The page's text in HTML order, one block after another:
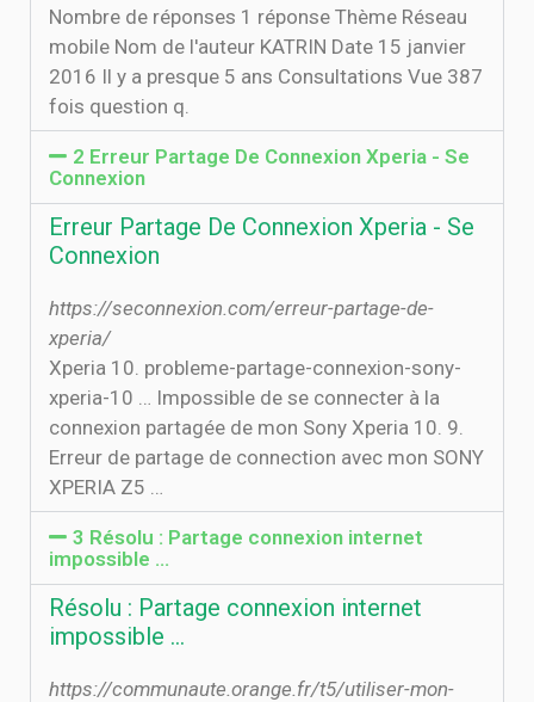
Nombre de réponses 1 réponse Thème Réseau
mobile Nom de l'auteur KATRIN Date 15 janvier
2016 Il y a presque 5 ans Consultations Vue 387
fois question q.
2 Erreur Partage De Connexion Xperia - Se
Connexion
Erreur Partage De Connexion Xperia - Se
Connexion
https://seconnexion.com/erreur-partage-de-
xperia/
Xperia 10. probleme-partage-connexion-sony-
xperia-10 … Impossible de se connecter à la
connexion partagée de mon Sony Xperia 10. 9.
Erreur de partage de connection avec mon SONY
XPERIA Z5 …
3 Résolu : Partage connexion internet
impossible ...
Résolu : Partage connexion internet
impossible ...
https://communaute.orange.fr/t5/utiliser-mon-